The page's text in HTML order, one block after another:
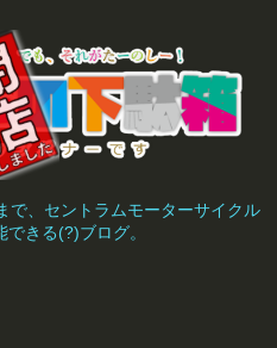
で、セントラムモーターサイクル
きる(?)ブログ。